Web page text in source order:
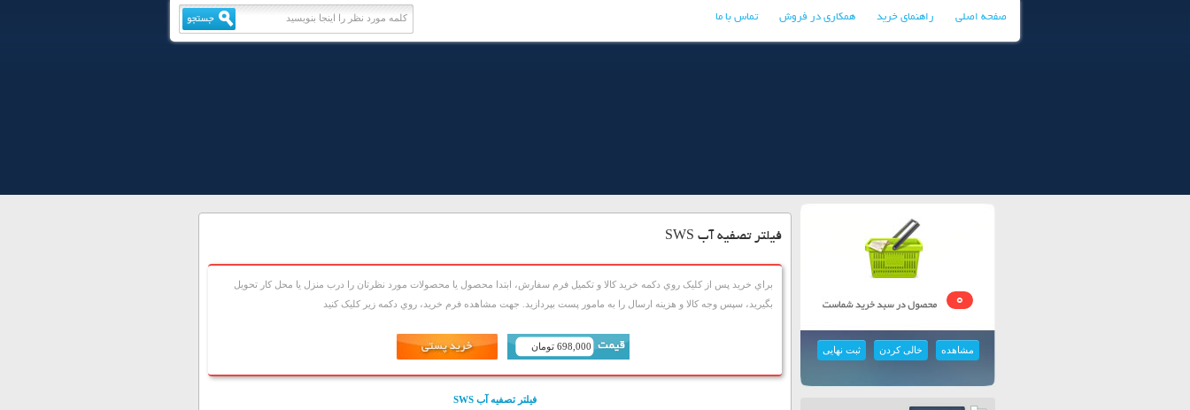
صفحه اصلی راهنمای خرید همکاری در فروش تماس با ما
0
مشاهده خالی کردن ثبت نهایی
فیلتر تصفيه آب SWS
براي خريد پس از کليک روي دکمه خريد کالا و تکميل فرم سفارش، ابتدا محصول يا محصولات مورد نظرتان را درب منزل يا محل کار تحويل
بگيريد، سپس وجه کالا و هزينه ارسال را به مامور پست بپردازيد. جهت مشاهده فرم خريد، روي دکمه زير کليک کنيد
698,000 تومان
فیلتر تصفيه آب SWS